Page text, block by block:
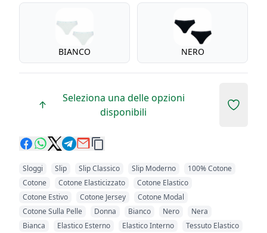
Colore
BIANCO NERO
Seleziona una delle opzioni
disponibili
Add to
Sloggi Slip Slip Classico Slip Moderno
100% Cotone
Cotone
Cotone Elasticizzato
Cotone Elastico
Cotone Estivo
Cotone Jersey
Cotone Modal
Cotone Sulla Pelle
Donna Bianco Nero
Nera
Bianca
Elastico Esterno Elastico Interno
Tessuto Elastico